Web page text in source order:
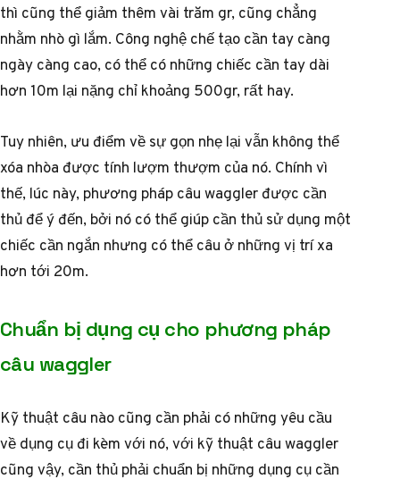
thì cũng thể giảm thêm vài trăm gr, cũng chẳng
nhằm nhò gì lắm. Công nghệ chế tạo cần tay càng
ngày càng cao, có thể có những chiếc cần tay dài
hơn 10m lại nặng chỉ khoảng 500gr, rất hay.
Tuy nhiên, ưu điểm về sự gọn nhẹ lại vẫn không thể
xóa nhòa được tính lượm thượm của nó. Chính vì
thế, lúc này, phương pháp câu waggler được cần
thủ để ý đến, bởi nó có thể giúp cần thủ sử dụng một
chiếc cần ngắn nhưng có thể câu ở những vị trí xa
hơn tới 20m.
Chuẩn bị dụng cụ cho phương pháp
câu waggler
Kỹ thuật câu nào cũng cần phải có những yêu cầu
về dụng cụ đi kèm với nó, với kỹ thuật câu waggler
cũng vậy, cần thủ phải chuẩn bị những dụng cụ cần